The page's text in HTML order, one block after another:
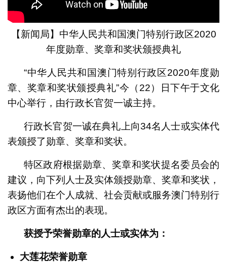
【新闻局】中华人民共和国澳门特别行政区2020
年度勋章、奖章和奖状颁授典礼
“中华人民共和国澳门特别行政区2020年度勋
章、奖章和奖状颁授典礼”今（22）日下午于文化
中心举行，由行政长官贺一诚主持。
行政长官贺一诚在典礼上向34名人士或实体代
表颁授了勋章、奖章和奖状。
特区政府根据勋章、奖章和奖状提名委员会的
建议，向下列人士及实体颁授勋章、奖章和奖状，
表扬他们在个人成就、社会贡献或服务澳门特别行
政区方面有杰出的表现。
获授予荣誉勋章的人士或实体为：
大莲花荣誉勋章